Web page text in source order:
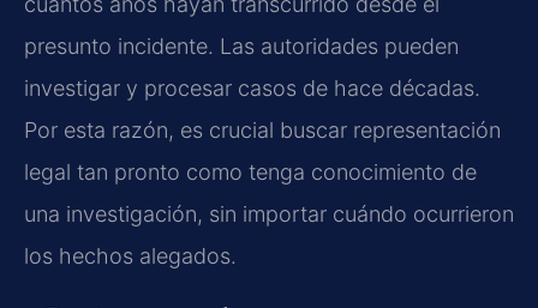
presunto incidente. Las autoridades pueden
investigar y procesar casos de hace décadas.
Por esta razón, es crucial buscar representación
legal tan pronto como tenga conocimiento de
una investigación, sin importar cuándo ocurrieron
los hechos alegados.